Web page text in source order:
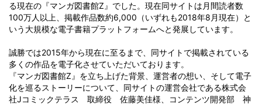
る現在の『マンガ図書館Z』でした。現在同サイトは月間読者数
100万人以上、掲載作品数約6,000（いずれも2018年8月現在）と
いう大規模な電子書籍プラットフォームへと発展しています。
誠勝では2015年から現在に至るまで、同サイトで掲載されている
多くの作品を電子化させていただいております。
『マンガ図書館Z』を立ち上げた背景、運営者の想い、そして電子
化を巡るストーリーについて、同サイトの運営会社である株式会
社Jコミックテラス 取締役 佐藤美佳様、コンテンツ開発部 神